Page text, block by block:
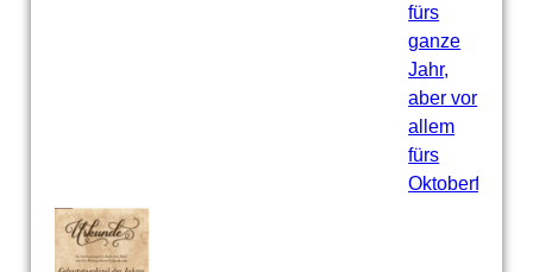
fürs
ganze
Jahr,
aber vor
allem
fürs
Oktoberfest